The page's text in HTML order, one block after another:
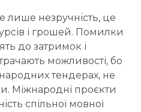
незручність, це
і грошей. Помилки
до затримок і
можливості, бо
тендерах, не
Міжнародні проєкти
спільної мовної